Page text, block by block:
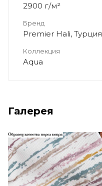
2900 г/м²
Бренд
Premier Hali, Турция
Коллекция
Aqua
Галерея